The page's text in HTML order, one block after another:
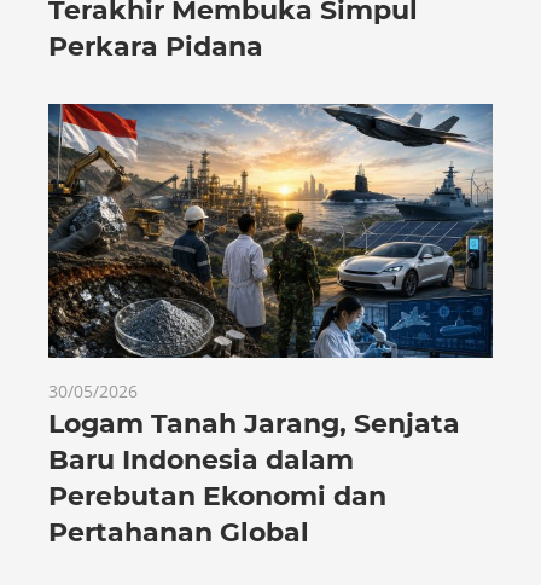
Terakhir Membuka Simpul
Perkara Pidana
30/05/2026
Logam Tanah Jarang, Senjata
Baru Indonesia dalam
Perebutan Ekonomi dan
Pertahanan Global